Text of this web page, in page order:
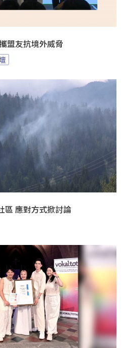
盟友抗境外威脅
區 應對方式掀討論